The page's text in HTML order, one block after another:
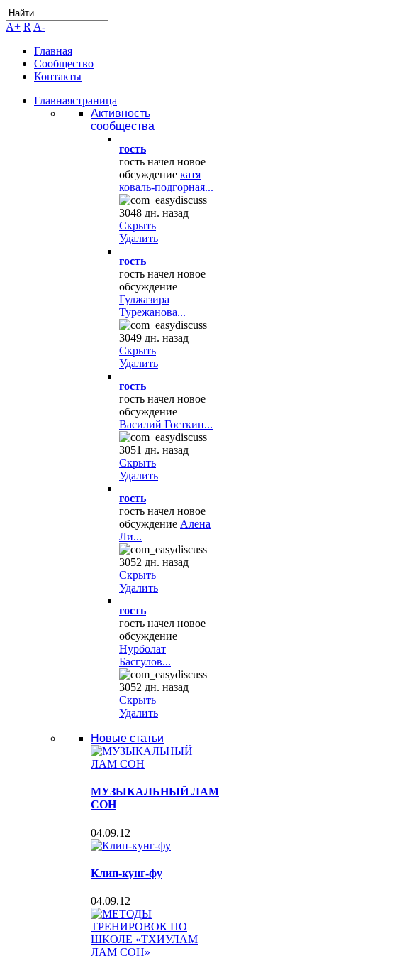
A+ R A-
Главная
Сообщество
Контакты
Главнаястраница
Активность
сообщества
гость
гость начел новое
обсуждение катя
коваль-подгорная...
3048 дн. назад
Скрыть
Удалить
гость
гость начел новое
обсуждение
Гулжазира
Турежанова...
3049 дн. назад
Скрыть
Удалить
гость
гость начел новое
обсуждение
Василий Госткин...
3051 дн. назад
Скрыть
Удалить
гость
гость начел новое
обсуждение Алена
Ли...
3052 дн. назад
Скрыть
Удалить
гость
гость начел новое
обсуждение
Нурболат
Басгулов...
3052 дн. назад
Скрыть
Удалить
Новые статьи
МУЗЫКАЛЬНЫЙ ЛАМ
СОН
04.09.12
Клип-кунг-фу
04.09.12